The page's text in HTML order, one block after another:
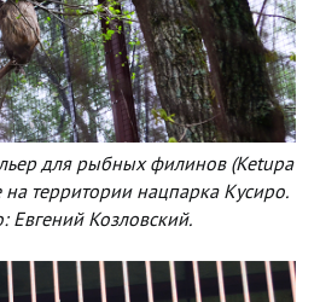
для рыбных филинов (Ketupa
территории нацпарка Кусиро.
Евгений Козловский.